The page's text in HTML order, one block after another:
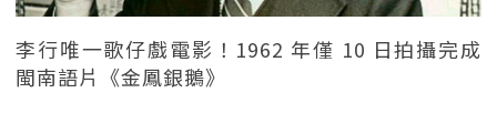
李行唯一歌仔戲電影！1962 年僅 10 日拍攝完成
閩南語片《金鳳銀鵝》